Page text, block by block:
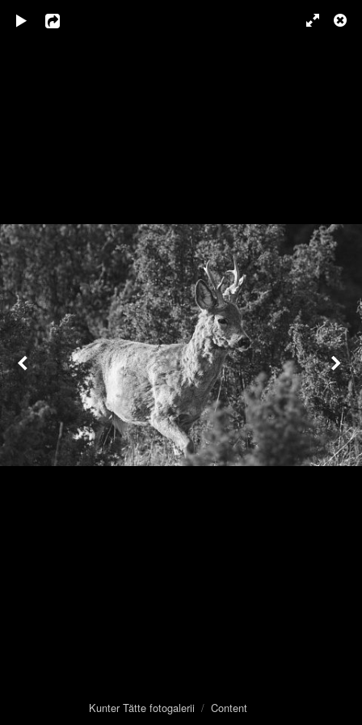
Kunter Tätte fotogalerii / Content